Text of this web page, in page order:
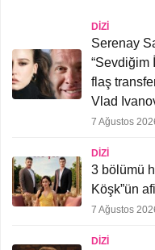
DIZI
Serenay
“Sevdiğim
flaş
Vlad
7 Ağustos
DIZI
3 bölümü
Köşk”ün
7 Ağustos
DIZI